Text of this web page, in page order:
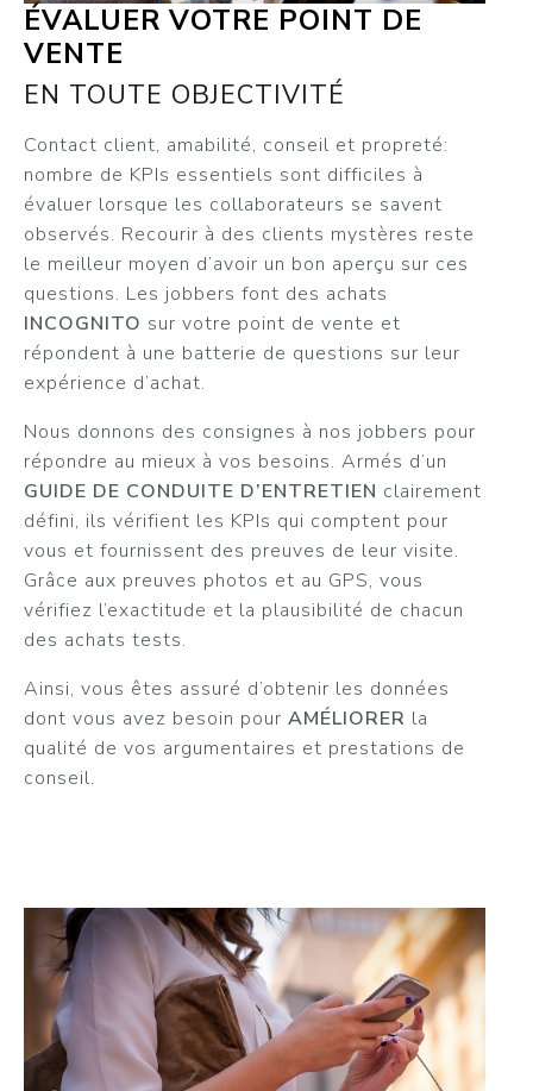
ÉVALUER VOTRE POINT DE
VENTE
EN TOUTE OBJECTIVITÉ
Contact client, amabilité, conseil et propreté:
nombre de KPIs essentiels sont difficiles à
évaluer lorsque les collaborateurs se savent
observés. Recourir à des clients mystères reste
le meilleur moyen d’avoir un bon aperçu sur ces
questions. Les jobbers font des achats
INCOGNITO sur votre point de vente et
répondent à une batterie de questions sur leur
expérience d’achat.
Nous donnons des consignes à nos jobbers pour
répondre au mieux à vos besoins. Armés d’un
GUIDE DE CONDUITE D’ENTRETIEN clairement
défini, ils vérifient les KPIs qui comptent pour
vous et fournissent des preuves de leur visite.
Grâce aux preuves photos et au GPS, vous
vérifiez l’exactitude et la plausibilité de chacun
des achats tests.
Ainsi, vous êtes assuré d’obtenir les données
dont vous avez besoin pour AMÉLIORER la
qualité de vos argumentaires et prestations de
conseil.